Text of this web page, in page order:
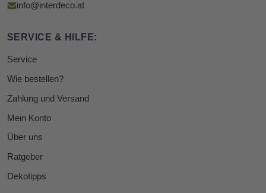
info@interdeco.at
SERVICE & HILFE:
Service
Wie bestellen?
Zahlung und Versand
Mein Konto
Über uns
Ratgeber
Dekotipps